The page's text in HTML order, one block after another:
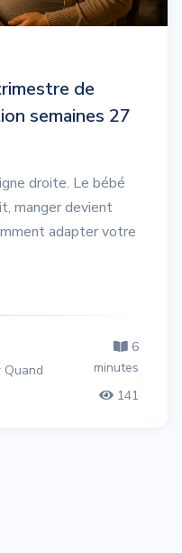
de
semaines 27
droite. Le bébé
manger devient
adapter votre
Quand
6
minutes
141